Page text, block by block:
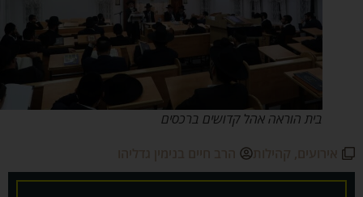
בית הוראה אהל קדושים ברכסים
אירועים
הרב חיים בנימין גדליהו